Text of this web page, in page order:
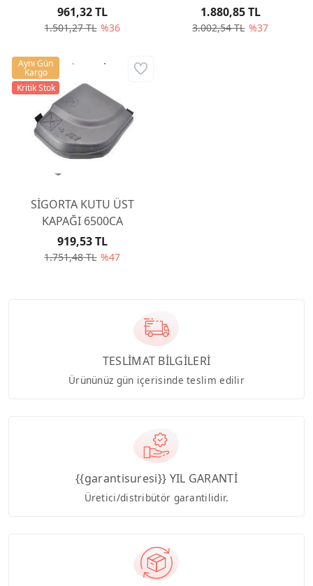
1.501,27 TL %36
961,32 TL
3.002,54 TL %37
1.880,85 TL
SİGORTA KUTU ÜST
KAPAĞI 6500CA
1.751,48 TL %47
919,53 TL
Aynı Gün
Kargo
Kritik Stok
TESLİMAT BİLGİLERİ
Ürününüz gün içerisinde teslim edilir
{{garantisuresi}} YIL GARANTİ
Üretici/distribütör garantilidir.